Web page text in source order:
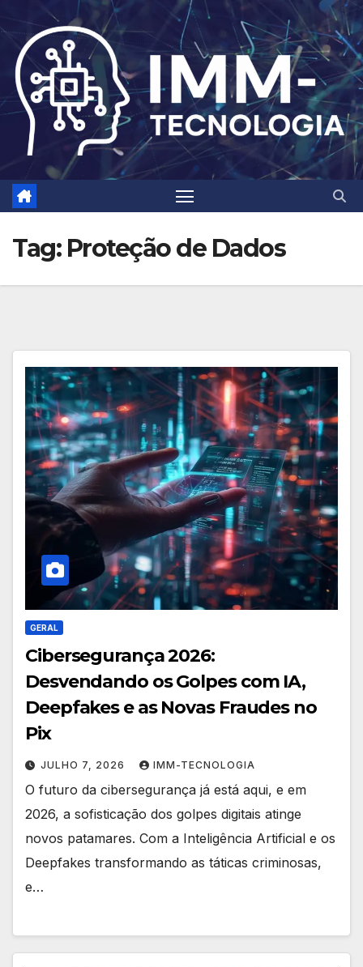
to
content
Tag: Proteção de Dados
GERAL
Cibersegurança 2026:
Desvendando os Golpes com IA,
Deepfakes e as Novas Fraudes no
Pix
JULHO 7, 2026 IMM-TECNOLOGIA
O futuro da cibersegurança já está aqui, e em
2026, a sofisticação dos golpes digitais atinge
novos patamares. Com a Inteligência Artificial e os
Deepfakes transformando as táticas criminosas,
e…